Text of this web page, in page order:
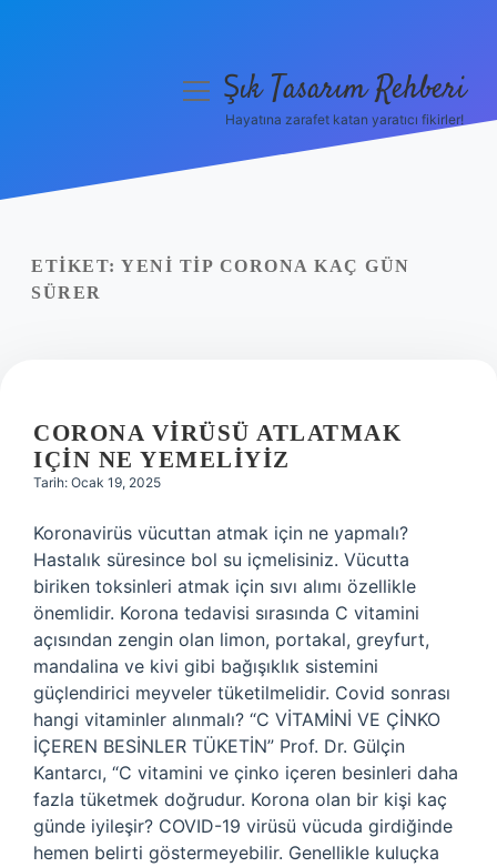
Yasal Uyarı
menüyüŞık Tasarım Rehberi
Hayatına zarafet katan yaratıcı fikirler!
ETIKET: YENI TIP CORONA KAÇ GÜN
SÜRER
CORONA VIRÜSÜ ATLATMAK
IÇIN NE YEMELIYIZ
Tarih: Ocak 19, 2025
Koronavirüs vücuttan atmak için ne yapmalı?
Hastalık süresince bol su içmelisiniz. Vücutta
biriken toksinleri atmak için sıvı alımı özellikle
önemlidir. Korona tedavisi sırasında C vitamini
açısından zengin olan limon, portakal, greyfurt,
mandalina ve kivi gibi bağışıklık sistemini
güçlendirici meyveler tüketilmelidir. Covid sonrası
hangi vitaminler alınmalı? “C VİTAMİNİ VE ÇİNKO
İÇEREN BESİNLER TÜKETİN” Prof. Dr. Gülçin
Kantarcı, “C vitamini ve çinko içeren besinleri daha
fazla tüketmek doğrudur. Korona olan bir kişi kaç
günde iyileşir? COVID-19 virüsü vücuda girdiğinde
hemen belirti göstermeyebilir. Genellikle kuluçka